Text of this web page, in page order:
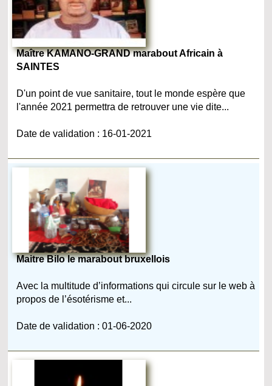
Maître KAMANO-GRAND marabout Africain à
SAINTES
D'un point de vue sanitaire, tout le monde espère que
l'année 2021 permettra de retrouver une vie dite...
Date de validation : 16-01-2021
Maitre Bilo le marabout bruxellois
Avec la multitude d’informations qui circule sur le web à
propos de l’ésotérisme et...
Date de validation : 01-06-2020